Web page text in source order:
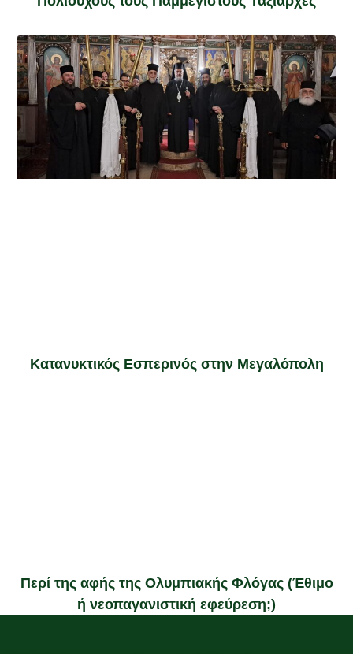
Κατανυκτικός Εσπερινός στην Μεγαλόπολη
Περί της αφής της Ολυμπιακής Φλόγας (Έθιμο
ή νεοπαγανιστική εφεύρεση;)